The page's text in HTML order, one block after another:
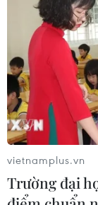
Sáng 31/3,
Hội Kiến
trình
2021-2022
sống Việt
cho các vấn
6 tiêu chí
hơn được
sống khỏe,
vietnamplus.vn
Trường đại